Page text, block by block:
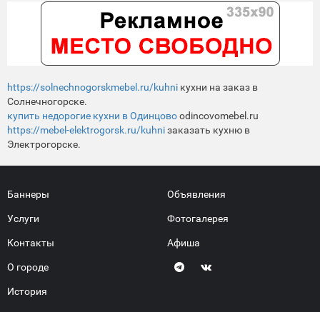
https://solnechnogorskmebel.ru/kuhni кухни на заказ в
Солнечногорске.
купить недорогие кухни в Одинцовоodincovomebel.ru
https://mebel-elektrogorsk.ru/kuhniзаказать кухню в
Электрогорске.
Баннеры
Услуги
Контакты
О городе
История
Объявления
Фотогалерея
Афиша